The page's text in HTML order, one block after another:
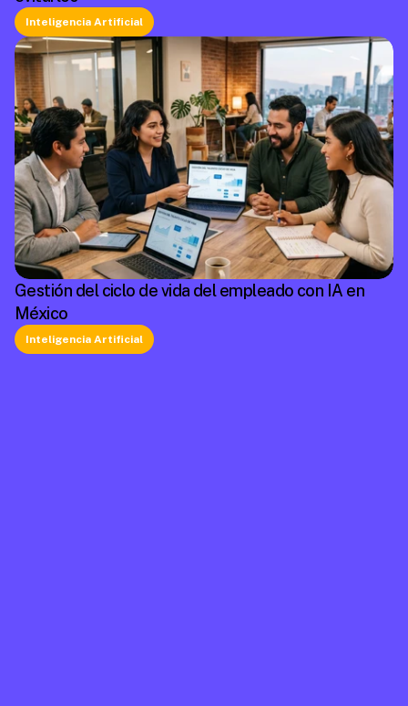
Inteligencia Artificial
Gestión del ciclo de vida del empleado con IA en
México
Inteligencia Artificial